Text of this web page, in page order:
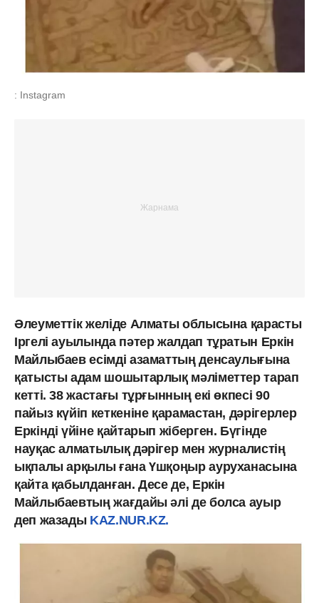
: Instagram
Әлеуметтік желіде Алматы облысына қарасты
Іргелі ауылында пәтер жалдап тұратын Еркін
Майлыбаев есімді азаматтың денсаулығына
қатысты адам шошытарлық мәліметтер тарап
кетті. 38 жастағы тұрғынның екі өкпесі 90
пайыз күйіп кеткеніне қарамастан, дәрігерлер
Еркінді үйіне қайтарып жіберген. Бүгінде
науқас алматылық дәрігер мен журналистің
ықпалы арқылы ғана Үшқоңыр ауруханасына
қайта қабылданған. Десе де, Еркін
Майлыбаевтың жағдайы әлі де болса ауыр
деп жазады KAZ.NUR.KZ.